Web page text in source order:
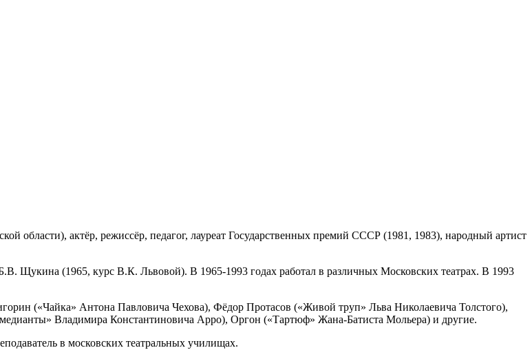
области), актёр, режиссёр, педагог, лауреат Государственных премий СССР (1981, 1983), народный артист
Щукина (1965, курс В.К. Львовой). В 1965-1993 годах работал в различных Московских театрах. В 1993
(«Чайка» Антона Павловича Чехова), Фёдор Протасов («Живой труп» Льва Николаевича Толстого),
Владимира Константиновича Арро), Оргон («Тартюф» Жана-Батиста Мольера) и другие.
в московских театральных училищах.